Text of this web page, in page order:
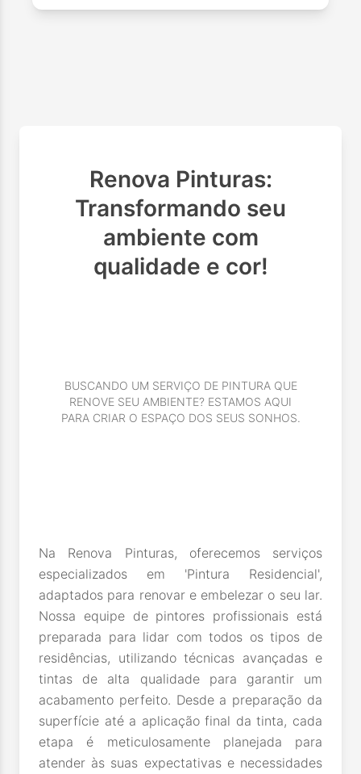
Renova Pinturas:
Transformando seu
ambiente com
qualidade e cor!
BUSCANDO UM SERVIÇO DE PINTURA QUE
RENOVE SEU AMBIENTE? ESTAMOS AQUI
PARA CRIAR O ESPAÇO DOS SEUS SONHOS.
Na Renova Pinturas, oferecemos serviços
especializados em 'Pintura Residencial',
adaptados para renovar e embelezar o seu lar.
Nossa equipe de pintores profissionais está
preparada para lidar com todos os tipos de
residências, utilizando técnicas avançadas e
tintas de alta qualidade para garantir um
acabamento perfeito. Desde a preparação da
superfície até a aplicação final da tinta, cada
etapa é meticulosamente planejada para
atender às suas expectativas e necessidades